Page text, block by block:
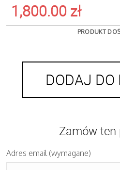
1,800.00 zł
PRODUKT
DODAJ
Zamów ten
Adres email (wymagane)